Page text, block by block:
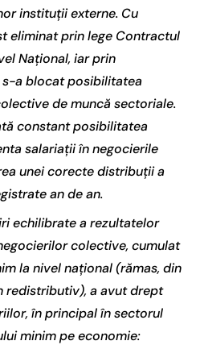
instituții externe. Cu
eliminat prin lege Contractul
Național, iar prin
a blocat posibilitatea
de muncă sectoriale.
constant posibilitatea
salariații în negocierile
unei corecte distribuții a
an de an.
echilibrate a rezultatelor
colective, cumulat
la nivel național (rămas, din
redistributiv), a avut drept
în principal în sectorul
minim pe economie: